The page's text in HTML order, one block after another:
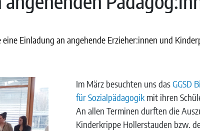
Einladung an angehende Erzieher:innen und
Im März besuchten uns dasGGSD
für Sozialpädagogik mit ihren
An allen Terminen durften die
Kinderkrippe Hollerstauden bzw.